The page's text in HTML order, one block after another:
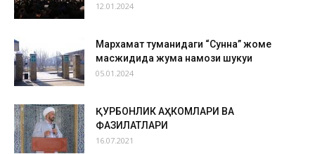
12.01.2024
Мархамат туманидаги “Сунна” жоме
масжидида жума намози шукуҳи
05.01.2024
ҚУРБОНЛИК АҲКОМЛАРИ ВА
ФАЗИЛАТЛАРИ
16.07.2021